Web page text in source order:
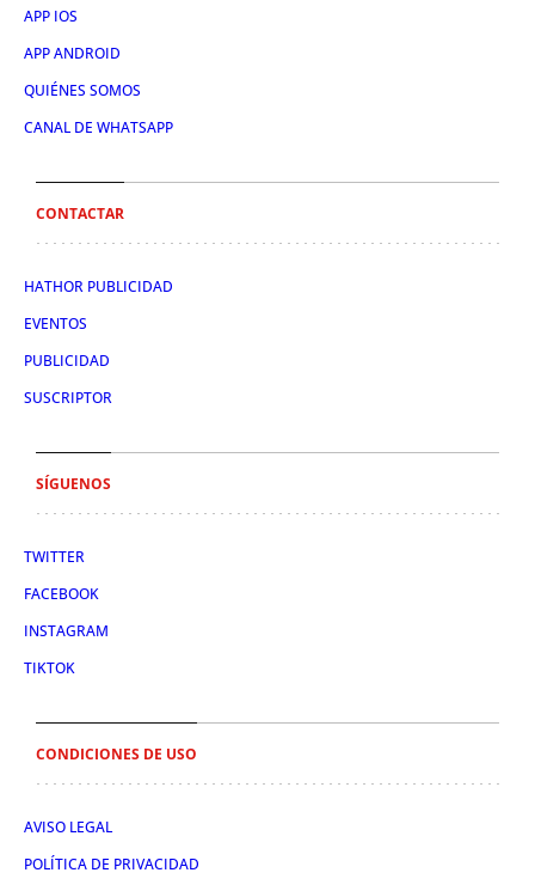
APP IOS
APP ANDROID
QUIÉNES SOMOS
CANAL DE WHATSAPP
CONTACTAR
HATHOR PUBLICIDAD
EVENTOS
PUBLICIDAD
SUSCRIPTOR
SÍGUENOS
TWITTER
FACEBOOK
INSTAGRAM
TIKTOK
CONDICIONES DE USO
AVISO LEGAL
POLÍTICA DE PRIVACIDAD